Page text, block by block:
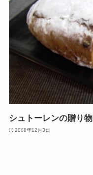
シュトーレンの贈り物
2008年12月3日